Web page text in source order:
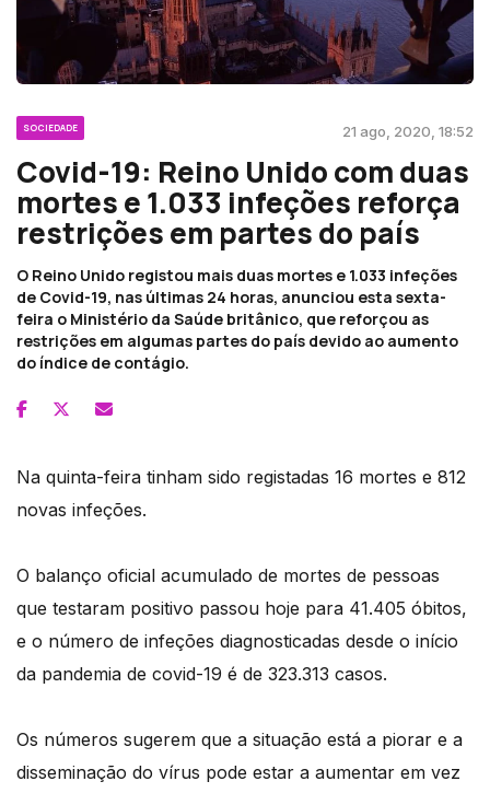
SOCIEDADE 21 ago, 2020, 18:52
Covid-19: Reino Unido com duas
mortes e 1.033 infeções reforça
restrições em partes do país
O Reino Unido registou mais duas mortes e 1.033 infeções
de Covid-19, nas últimas 24 horas, anunciou esta sexta-
feira o Ministério da Saúde britânico, que reforçou as
restrições em algumas partes do país devido ao aumento
do índice de contágio.
Na quinta-feira tinham sido registadas 16 mortes e 812
novas infeções.
O balanço oficial acumulado de mortes de pessoas
que testaram positivo passou hoje para 41.405 óbitos,
e o número de infeções diagnosticadas desde o início
da pandemia de covid-19 é de 323.313 casos.
Os números sugerem que a situação está a piorar e a
disseminação do vírus pode estar a aumentar em vez